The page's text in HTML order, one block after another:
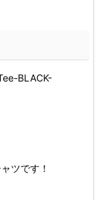
BLACK-
ツです！